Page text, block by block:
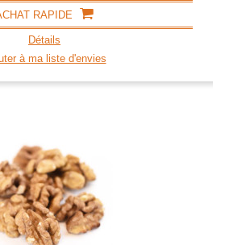
RAPIDE
Détails
à ma liste d'envies